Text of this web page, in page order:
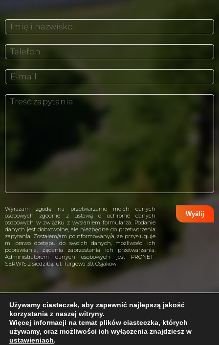
Problem z internetem?
Wyrażam zgodę na przetwarzanie moich danych
osobowych zgodnie z ustawą o ochronie danych
osobowych w związku z wysłaniem formularza. Podanie
danych jest dobrowolne, ale niezbędne do przetworzenia
zapytania. Zostałem/am poinformowany/a, że przysługuje
mi prawo dostępu do swoich danych, możliwości ich
poprawiania, żądania zaprzestania ich przetwarzania.
Administratorem danych osobowych jest PRONET-
SERWIS z siedzibą: ul. Targowa 30, Osjaków
projekt i wykonanie:CreativeHeads.pl
Używamy ciasteczek, aby zapewnić najlepszą jakość
korzystania z naszej witryny.
Więcej informacji na temat plików ciasteczka, których
używamy, oraz możliwości ich wyłączenia znajdziesz w
ustawieniach.